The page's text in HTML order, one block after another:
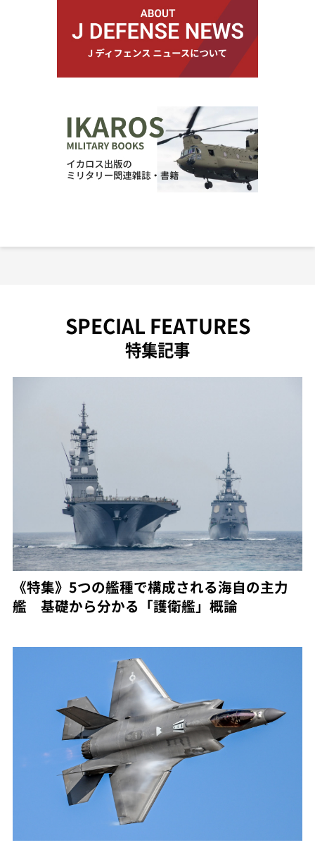
SPECIAL FEATURES
特集記事
《特集》5つの艦種で構成される海自の主力
艦 基礎から分かる「護衛艦」概論